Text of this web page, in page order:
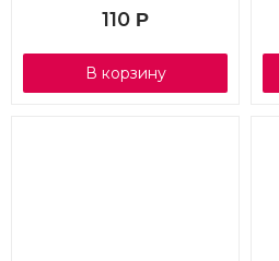
110 Р
В корзину